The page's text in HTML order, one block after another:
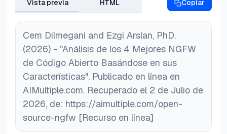
código abierto,código abierto
Herramientas
SOAR de código abierto
para más soluciones de
seguridad de red rentables.
tráfico. Esto los hace más inteligentes para
detectar amenazas que las herramientas
tradicionales podrían pasar por alto.
Vista previa HTML Copiar
Cem Dilmegani and Ezgi Arslan, PhD.
(2026) - "Análisis de los 4 Mejores NGFW
de Código Abierto Basándose en sus
Características". Publicado en línea en
AIMultiple.com. Recuperado el 2 de Julio de
2026, de: https://aimultiple.com/open-
source-ngfw [Recurso en línea]